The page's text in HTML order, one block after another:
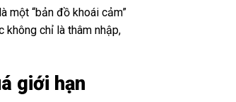
một “bản đồ khoái cảm”
chỉ là thâm nhập,
giới hạn